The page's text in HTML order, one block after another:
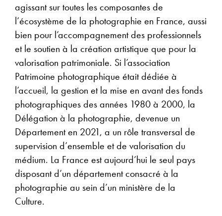
agissant sur toutes les composantes de
l’écosystème de la photographie en France, aussi
bien pour l’accompagnement des professionnels
et le soutien à la création artistique que pour la
valorisation patrimoniale. Si l’association
Patrimoine photographique était dédiée à
l’accueil, la gestion et la mise en avant des fonds
photographiques des années 1980 à 2000, la
Délégation à la photographie, devenue un
Département en 2021, a un rôle transversal de
supervision d’ensemble et de valorisation du
médium. La France est aujourd’hui le seul pays
disposant d’un département consacré à la
photographie au sein d’un ministère de la
Culture.